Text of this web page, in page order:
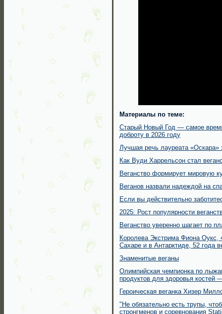
Материалы по теме:
Старый Новый Год — самое
доброту в 2026 году
Лучшая речь лауреата
Как Вуди Харрельсон стал
Веганство формирует мировую
Веганов назвали надеждой на
Если вы действительно
2025: Рост популярности
Веганство уверенно шагает по
Королева Экстрима Фиона Оукс,
Сахаре и в Антарктиде, 52 года
Знаменитые веганы
Олимпийская чемпионка по
продуктов для здоровья костей
Героическая веганка Хизер
"Не обязательно есть трупы,
стронгменов и соревнования